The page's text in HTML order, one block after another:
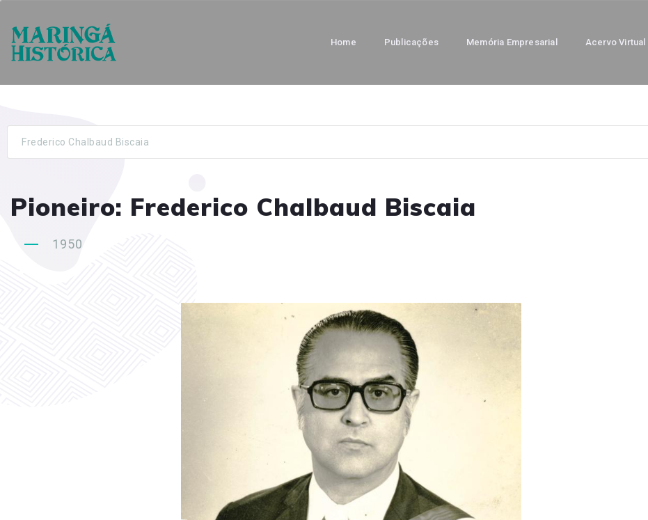
Home Publicações Memória Empresarial Acervo Virtual
Frederico Chalbaud Biscaia
Pioneiro: Frederico Chalbaud Biscaia
1950